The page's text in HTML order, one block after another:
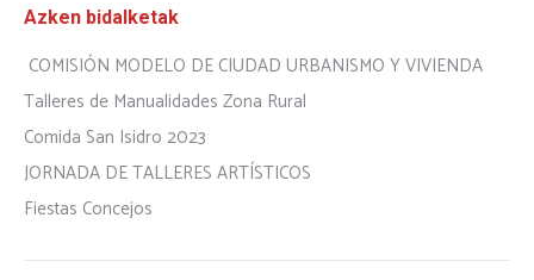
Azken bidalketak
COMISIÓN MODELO DE CIUDAD URBANISMO Y VIVIENDA
Talleres de Manualidades Zona Rural
Comida San Isidro 2023
JORNADA DE TALLERES ARTÍSTICOS
Fiestas Concejos